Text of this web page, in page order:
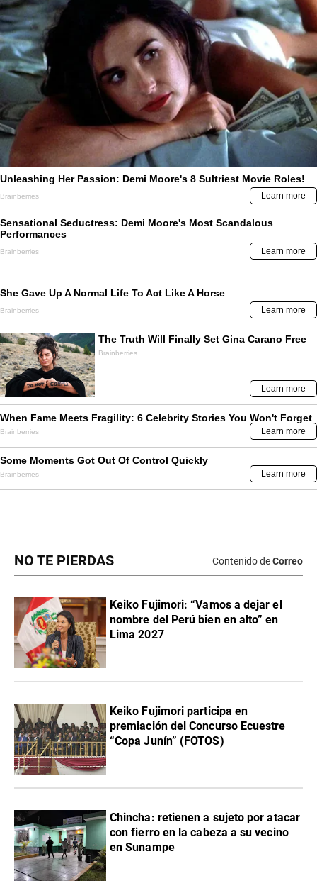
NO TE PIERDAS Contenido deCorreo
Keiko Fujimori: “Vamos a dejar el
nombre del Perú bien en alto” en
Lima 2027
Keiko Fujimori participa en
premiación del Concurso Ecuestre
“Copa Junín” (FOTOS)
Chincha: retienen a sujeto por atacar
con fierro en la cabeza a su vecino
en Sunampe